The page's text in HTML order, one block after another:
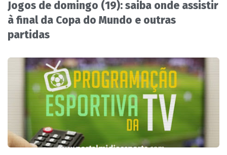
Jogos de domingo (19): saiba onde assistir
à final da Copa do Mundo e outras
partidas